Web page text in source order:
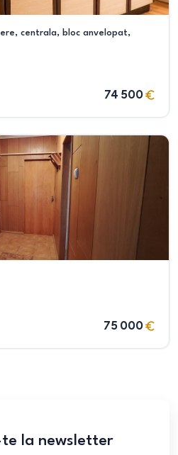
centrala, bloc anvelopat,
74 500
75 000
la newsletter